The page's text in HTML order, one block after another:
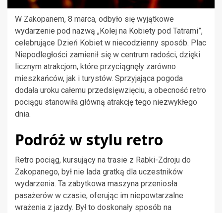
W Zakopanem, 8 marca, odbyło się wyjątkowe
wydarzenie pod nazwą „Kolej na Kobiety pod Tatrami”,
celebrujące Dzień Kobiet w niecodzienny sposób. Plac
Niepodległości zamienił się w centrum radości, dzięki
licznym atrakcjom, które przyciągnęły zarówno
mieszkańców, jak i turystów. Sprzyjająca pogoda
dodała uroku całemu przedsięwzięciu, a obecność retro
pociągu stanowiła główną atrakcję tego niezwykłego
dnia.
Podróż w stylu retro
Retro pociąg, kursujący na trasie z Rabki-Zdroju do
Zakopanego, był nie lada gratką dla uczestników
wydarzenia. Ta zabytkowa maszyna przeniosła
pasażerów w czasie, oferując im niepowtarzalne
wrażenia z jazdy. Był to doskonały sposób na